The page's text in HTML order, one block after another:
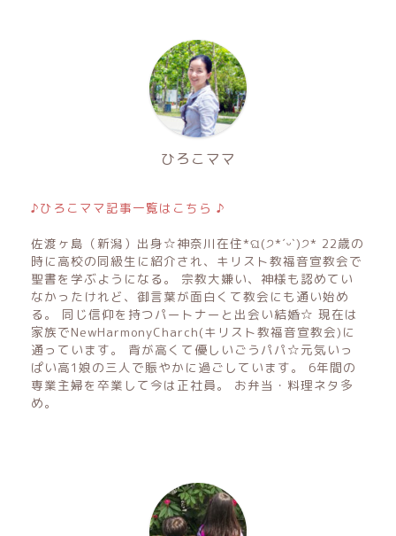
ひろこママ
♪ひろこママ記事一覧はこちら ♪
佐渡ヶ島（新潟）出身☆神奈川在住*ଘ(੭*ˊᵕˋ)੭* 22歳の
時に高校の同級生に紹介され、キリスト教福音宣教会で
聖書を学ぶようになる。 宗教大嫌い、神様も認めてい
なかったけれど、御言葉が面白くて教会にも通い始め
る。 同じ信仰を持つパートナーと出会い結婚☆ 現在は
家族でNewHarmonyCharch(キリスト教福音宣教会)に
通っています。 背が高くて優しいごうパパ☆元気いっ
ぱい高1娘の三人で賑やかに過ごしています。 6年間の
専業主婦を卒業して今は正社員。 お弁当・料理ネタ多
め。